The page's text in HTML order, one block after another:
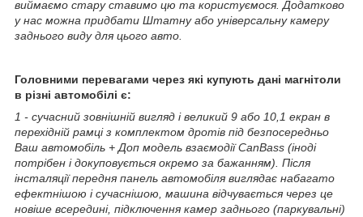
виймаємо стару ставимо цю та користуємося. Додатково
у нас можна придбати Штатну або універсальну камеру
заднього виду для цього авто.
Головними перевагами через які купують дані магнітоли
в різні автомобілі є:
1 - сучасний зовнішній вигляд і великий 9 або 10,1 екран в
перехідній рамці з комплектом дротів під безпосередньо
Ваш автомобіль + Доп модель взаємодії CanBass (іноді
потрібен і докуповується окремо за бажанням). Після
інсталяції передня панель автомобіля виглядає набагато
ефектнішою і сучаснішою, машина відчувається через це
новіше всередині, підключення камер заднього (паркувальні)